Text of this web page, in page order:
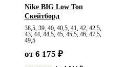
Nike BIG Low Топ
Скейтборд
38,5, 39, 40, 40,5, 41, 42, 42,5,
43, 44, 44,5, 45, 45,5, 46, 47,5,
49,5
от 6 175 ₽